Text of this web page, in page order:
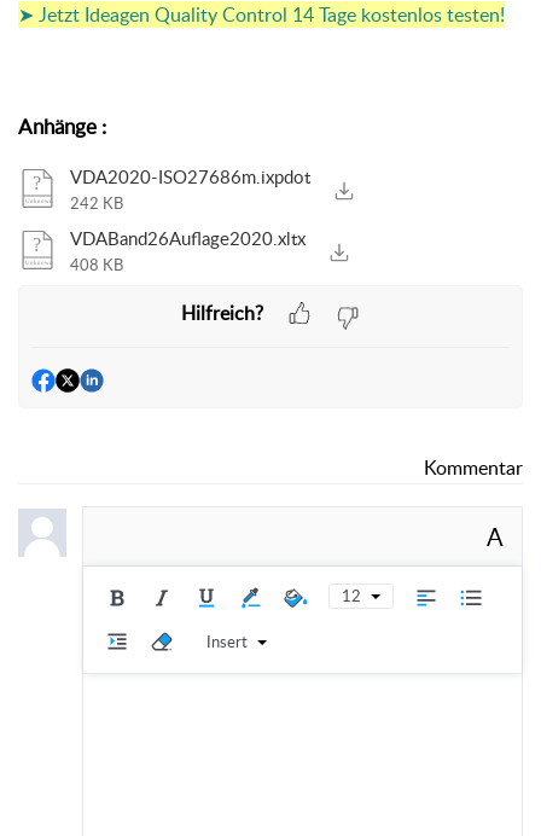
➤ Jetzt Ideagen Quality Control 14 Tage kostenlos testen!
Anhänge :
VDA2020-ISO27686m.ixpdot
242 KB
VDABand26Auflage2020.xltx
408 KB
Hilfreich?
Kommentar
A
12
Insert